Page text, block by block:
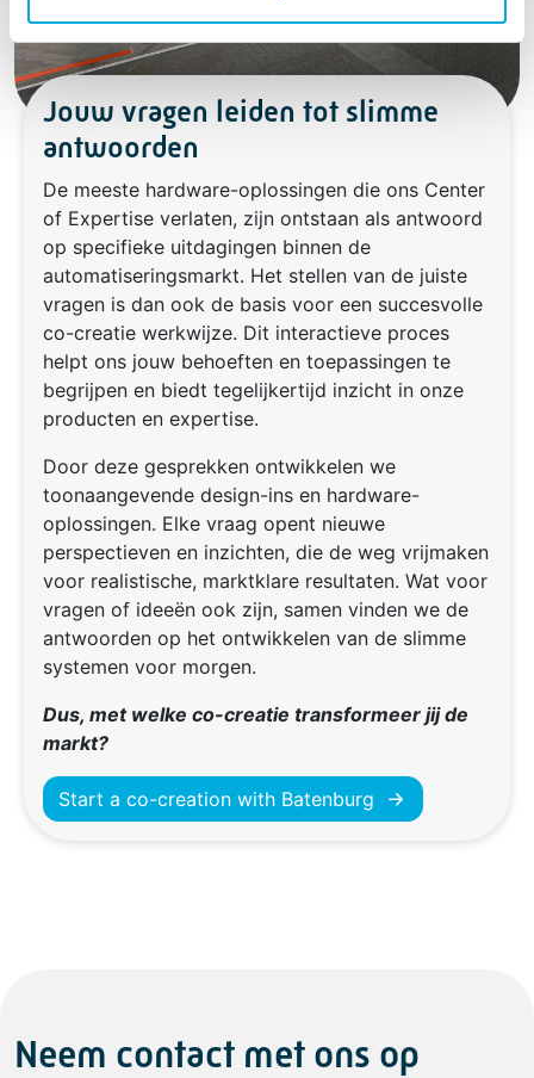
Jouw vragen leiden tot slimme
antwoorden
De meeste hardware-oplossingen die ons Center
of Expertise verlaten, zijn ontstaan als antwoord
op specifieke uitdagingen binnen de
automatiseringsmarkt. Het stellen van de juiste
vragen is dan ook de basis voor een succesvolle
co-creatie werkwijze. Dit interactieve proces
helpt ons jouw behoeften en toepassingen te
begrijpen en biedt tegelijkertijd inzicht in onze
producten en expertise.
Door deze gesprekken ontwikkelen we
toonaangevende design-ins en hardware-
oplossingen. Elke vraag opent nieuwe
perspectieven en inzichten, die de weg vrijmaken
voor realistische, marktklare resultaten. Wat voor
vragen of ideeën ook zijn, samen vinden we de
antwoorden op het ontwikkelen van de slimme
systemen voor morgen.
Dus, met welke co-creatie transformeer jij de
markt?
Start a co-creation with Batenburg
Neem contact met ons op